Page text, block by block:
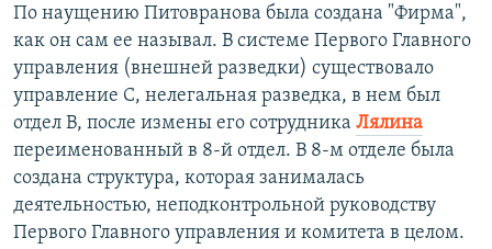
По наущению Питовранова была создана "Фирма",
как он сам ее называл. В системе Первого Главного
управления (внешней разведки) существовало
управление С, нелегальная разведка, в нем был
отдел В, после измены его сотрудника Лялина
переименованный в 8-й отдел. В 8-м отделе была
создана структура, которая занималась
деятельностью, неподконтрольной руководству
Первого Главного управления и комитета в целом.